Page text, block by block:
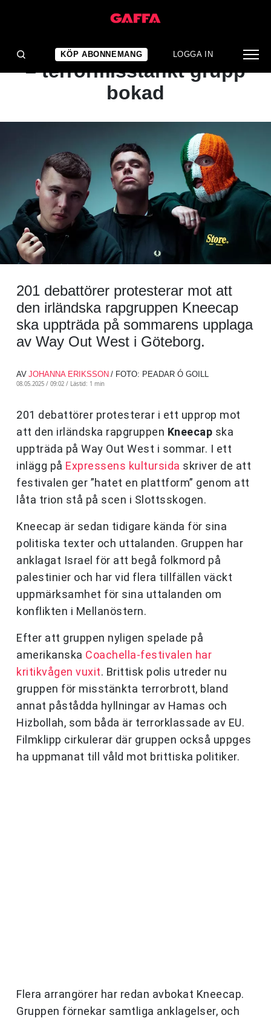
KÖP ABONNEMANG LOGGA IN
NYHET
Kritik mot svensk festival
– terrormisstänkt grupp
bokad
201 debattörer protesterar mot att
den irländska rapgruppen Kneecap
ska uppträda på sommarens upplaga
av Way Out West i Göteborg.
AV JOHANNA ERIKSSON / FOTO: PEADAR Ó GOILL
08.05.2025 / 09:02 / Lästid: 1 min
201 debattörer protesterar i ett upprop mot
att den irländska rapgruppen Kneecap ska
uppträda på Way Out West i sommar. I ett
inlägg på Expressens kultursida skriver de att
festivalen ger ”hatet en plattform” genom att
låta trion stå på scen i Slottsskogen.
Kneecap är sedan tidigare kända för sina
politiska texter och uttalanden. Gruppen har
anklagat Israel för att begå folkmord på
palestinier och har vid flera tillfällen väckt
uppmärksamhet för sina uttalanden om
konflikten i Mellanöstern.
Efter att gruppen nyligen spelade på
amerikanska Coachella-festivalen har
kritikvågen vuxit. Brittisk polis utreder nu
gruppen för misstänkta terrorbrott, bland
annat påstådda hyllningar av Hamas och
Hizbollah, som båda är terrorklassade av EU.
Filmklipp cirkulerar där gruppen också uppges
ha uppmanat till våld mot brittiska politiker.
Flera arrangörer har redan avbokat Kneecap.
Gruppen förnekar samtliga anklagelser, och